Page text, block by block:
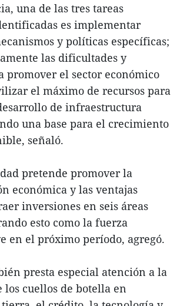
una de las tres tareas
es implementar
y políticas específicas;
las dificultades y
promover el sector económico
el máximo de recursos para
de infraestructura
una base para el crecimiento
señaló.
pretende promover la
económica y las ventajas
inversiones en seis áreas
esto como la fuerza
en el próximo período, agregó.
presta especial atención a la
cuellos de botella en